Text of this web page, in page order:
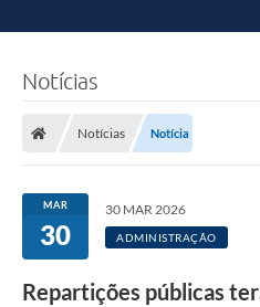
Notícias
Notícias Notícia
MAR
30
30 MAR 2026
ADMINISTRAÇÃO
Repartições públicas